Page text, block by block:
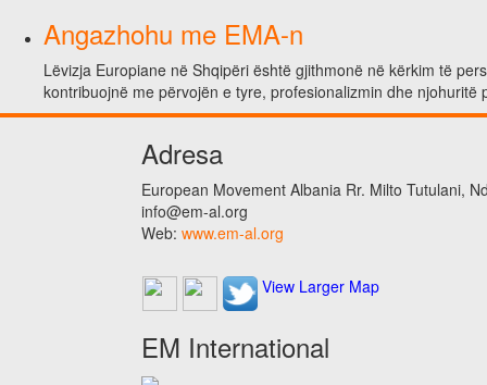
Angazhohu me EMA-n
Lëvizja Europiane në Shqipëri është gjithmonë në kërkim të
kontribuojnë me përvojën e tyre, profesionalizmin dhe
Adresa
European Movement Albania Rr. Milto Tutulani,
info@em-al.org
Web: www.em-al.org
View Larger Map
EM International